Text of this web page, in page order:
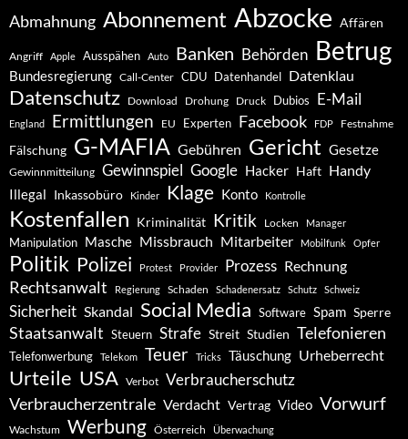
Abmahnung Abonnement Abzocke Affären
Angriff Apple Ausspähen Auto Banken Behörden Betrug
Bundesregierung Call-Center CDU Datenhandel Datenklau
Datenschutz Download Drohung Druck Dubios E-Mail
England Ermittlungen EU Experten Facebook FDP Festnahme
Fälschung G-MAFIA Gebühren Gericht Gesetze
Gewinnmitteilung Gewinnspiel Google Hacker Haft Handy
Illegal Inkassobüro Kinder Klage Konto Kontrolle
Kostenfallen Kriminalität Kritik Locken Manager
Manipulation Masche Missbrauch Mitarbeiter Mobilfunk Opfer
Politik Polizei Protest Provider Prozess Rechnung
Rechtsanwalt Regierung Schaden Schadenersatz Schutz Schweiz
Sicherheit Skandal Social Media Software Spam Sperre
Staatsanwalt Steuern Strafe Streit Studien Telefonieren
Telefonwerbung Telekom Teuer Tricks Täuschung Urheberrecht
Urteile USA Verbot Verbraucherschutz
Verbraucherzentrale Verdacht Vertrag Video Vorwurf
Wachstum Werbung Österreich Überwachung